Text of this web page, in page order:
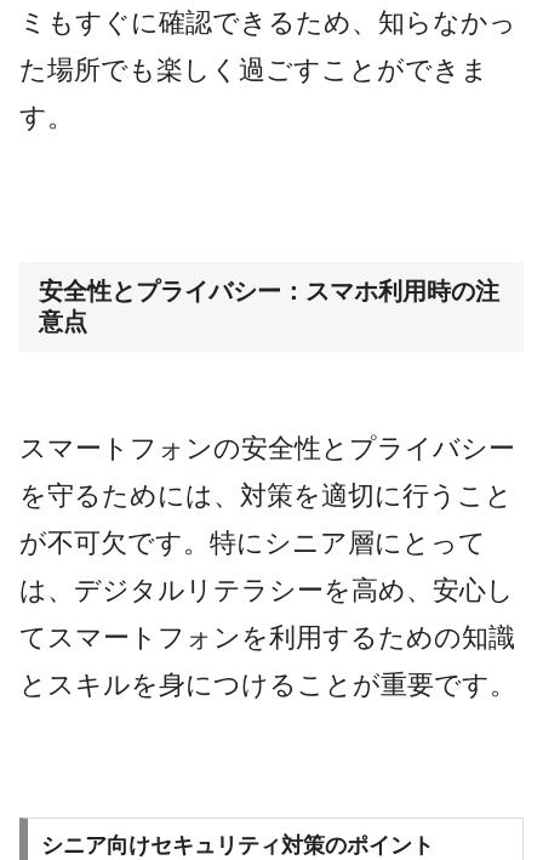
ミもすぐに確認できるため、知らなかっ
た場所でも楽しく過ごすことができま
す。
安全性とプライバシー：スマホ利用時の注
意点
スマートフォンの安全性とプライバシー
を守るためには、対策を適切に行うこと
が不可欠です。特にシニア層にとって
は、デジタルリテラシーを高め、安心し
てスマートフォンを利用するための知識
とスキルを身につけることが重要です。
シニア向けセキュリティ対策のポイント